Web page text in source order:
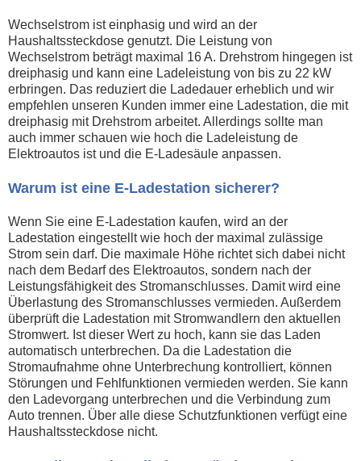
Wechselstrom ist einphasig und wird an der
Haushaltssteckdose genutzt. Die Leistung von
Wechselstrom beträgt maximal 16 A. Drehstrom hingegen ist
dreiphasig und kann eine Ladeleistung von bis zu 22 kW
erbringen. Das reduziert die Ladedauer erheblich und wir
empfehlen unseren Kunden immer eine Ladestation, die mit
dreiphasig mit Drehstrom arbeitet. Allerdings sollte man
auch immer schauen wie hoch die Ladeleistung de
Elektroautos ist und die E-Ladesäule anpassen.
Warum ist eine E-Ladestation sicherer?
Wenn Sie eine E-Ladestation kaufen, wird an der
Ladestation eingestellt wie hoch der maximal zulässige
Strom sein darf. Die maximale Höhe richtet sich dabei nicht
nach dem Bedarf des Elektroautos, sondern nach der
Leistungsfähigkeit des Stromanschlusses. Damit wird eine
Überlastung des Stromanschlusses vermieden. Außerdem
überprüft die Ladestation mit Stromwandlern den aktuellen
Stromwert. Ist dieser Wert zu hoch, kann sie das Laden
automatisch unterbrechen. Da die Ladestation die
Stromaufnahme ohne Unterbrechung kontrolliert, können
Störungen und Fehlfunktionen vermieden werden. Sie kann
den Ladevorgang unterbrechen und die Verbindung zum
Auto trennen. Über alle diese Schutzfunktionen verfügt eine
Haushaltssteckdose nicht.